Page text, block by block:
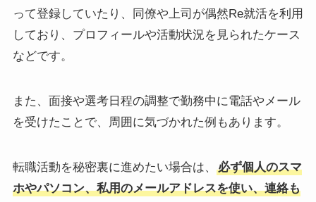
って登録していたり、同僚や上司が偶然Re就活を利用
しており、プロフィールや活動状況を見られたケース
などです。
また、面接や選考日程の調整で勤務中に電話やメール
を受けたことで、周囲に気づかれた例もあります。
転職活動を秘密裏に進めたい場合は、
必ず個人のスマ
ホやパソコン、私用のメールアドレスを使い、連絡も